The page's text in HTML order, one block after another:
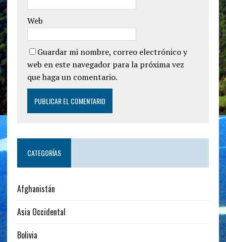
Web
Guardar mi nombre, correo electrónico y
web en este navegador para la próxima vez
que haga un comentario.
CATEGORÍAS
Afghanistán
Asia Occidental
Bolivia